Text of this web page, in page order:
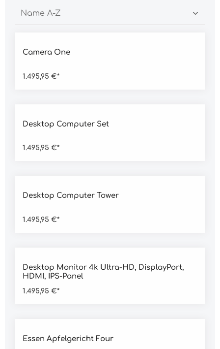
Camera One
1.495,95 €*
Desktop Computer Set
1.495,95 €*
Desktop Computer Tower
1.495,95 €*
Desktop Monitor 4k Ultra-HD, DisplayPort,
HDMI, IPS-Panel
1.495,95 €*
Essen Apfelgericht Four